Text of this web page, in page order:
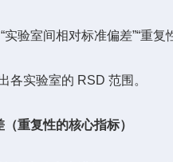
室间相对标准偏差”“重复
实验室的 RSD 范围。
重复性的核心指标）